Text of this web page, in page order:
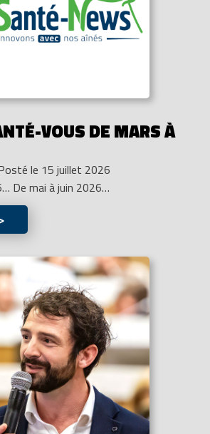
VOUS DE MARS À
le 15 juillet 2026
De mai à juin 2026…